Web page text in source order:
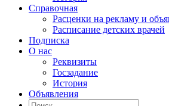
Справочная
Расценки на рекламу и
Расписание детских врачей
Подписка
О нас
Реквизиты
Госзадание
История
Объявления
Поиск
Искать: